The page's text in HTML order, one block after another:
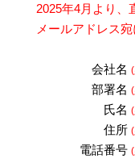
2025年4月より、
メールアドレス
会社名
部署名
氏名
住所
電話番号